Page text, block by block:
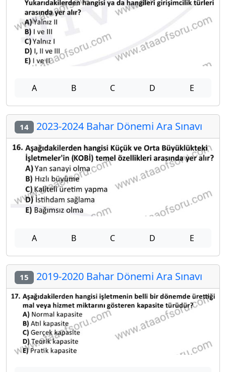
A B C D E
14 2023-2024 Bahar Dönemi Ara Sınavı
A B C D E
15 2019-2020 Bahar Dönemi Ara Sınavı